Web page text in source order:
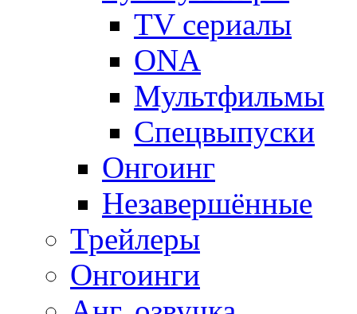
TV сериалы
ONA
Мультфильмы
Спецвыпуски
Онгоинг
Незавершённые
Трейлеры
Онгоинги